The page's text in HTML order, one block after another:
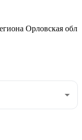
Орловская обл